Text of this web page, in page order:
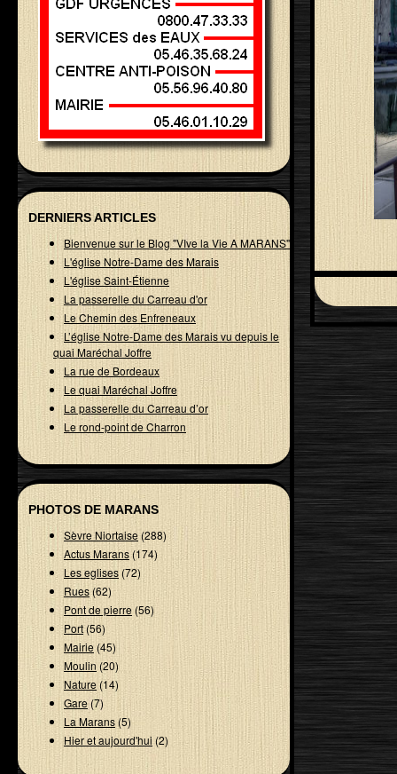
DERNIERS ARTICLES
Bienvenue sur le Blog "VIve la Vie A MARANS"
L'église Notre-Dame des Marais
L'église Saint-Étienne
La passerelle du Carreau d'or
Le Chemin des Enfreneaux
L’église Notre-Dame des Marais vu depuis le
quai Maréchal Joffre
La rue de Bordeaux
Le quai Maréchal Joffre
La passerelle du Carreau d’or
Le rond-point de Charron
PHOTOS DE MARANS
Sèvre Niortaise(288)
Actus Marans (174)
Les eglises(72)
Rues(62)
Pont de pierre(56)
Port(56)
Mairie(45)
Moulin(20)
Nature(14)
Gare (7)
La Marans(5)
Hier et aujourd'hui (2)